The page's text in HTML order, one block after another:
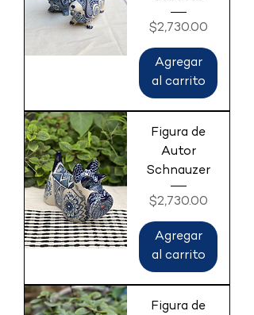
Precio
$2,730.00
Agregar
al carrito
Figura de
Autor
Schnauzer
Precio
$2,730.00
Agregar
al carrito
Figura de